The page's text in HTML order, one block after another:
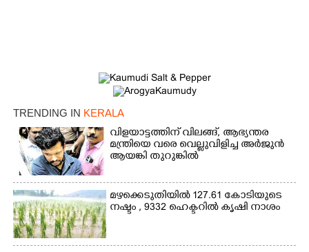
TRENDING IN KERALA
വിളയാട്ടത്തിന് വിലങ്ങ്, ആഭ്യന്തര
മന്ത്രിയെ വരെ വെല്ലുവിളിച്ച അർജുൻ
ആയങ്കി തുറുങ്കിൽ
മഴക്കെടുതിയിൽ 127.61 കോടിയുടെ
നഷ്ടം , 9332 ഹെക്ടറിൽ കൃഷി നാശം